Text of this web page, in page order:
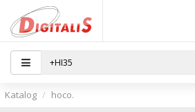
pribor
- Analogija
Katalog hoco.